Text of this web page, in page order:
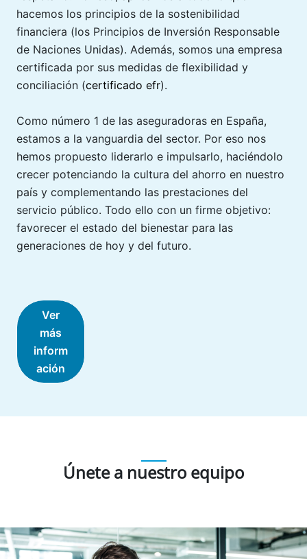
hacemos los principios de la sostenibilidad
financiera (los Principios de Inversión Responsable
de Naciones Unidas). Además, somos una empresa
certificada por sus medidas de flexibilidad y
conciliación (certificado efr).
Como número 1 de las aseguradoras en España,
estamos a la vanguardia del sector. Por eso nos
hemos propuesto liderarlo e impulsarlo, haciéndolo
crecer potenciando la cultura del ahorro en nuestro
país y complementando las prestaciones del
servicio público. Todo ello con un firme objetivo:
favorecer el estado del bienestar para las
generaciones de hoy y del futuro.
Ver
más
inform
ación
Únete a nuestro equipo